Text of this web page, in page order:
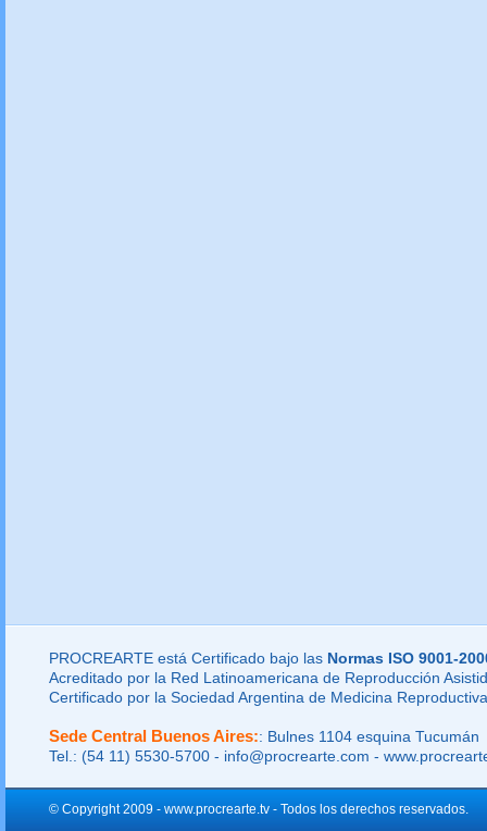
PROCREARTE está Certificado bajo las Normas ISO 9001-
Acreditado por la Red Latinoamericana de Reproducción
Certificado por la Sociedad Argentina de Medicina
Sede Central Buenos Aires:: Bulnes 1104 esquina Tucumán
Tel.: (54 11) 5530-5700 - info@procrearte.com -
© Copyright 2009 - www.procrearte.tv - Todos los derechos reservados.